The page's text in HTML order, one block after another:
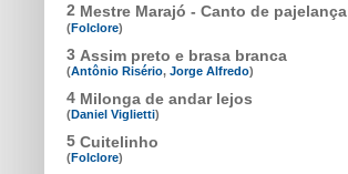
2 Mestre Marajó - Canto de pajelança
(Folclore)
3 Assim preto e brasa branca
(Antônio Risério, Jorge Alfredo)
4 Milonga de andar lejos
(Daniel Viglietti)
5 Cuitelinho
(Folclore)